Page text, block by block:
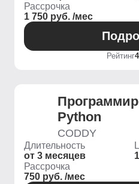
Рассрочка
1 750 руб. /мес
Рейтинг
Python
CODDY
Длительность
от 3 месяцев
Рассрочка
750 руб. /мес